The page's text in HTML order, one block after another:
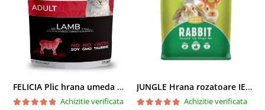
FELICIA Plic hrana umeda pentru pisici adulte, cu Miel, Set 12x85g
Achizitie verificata
JUNGLE Hrana rozatoare IEPURI 500g
Achizitie verificata